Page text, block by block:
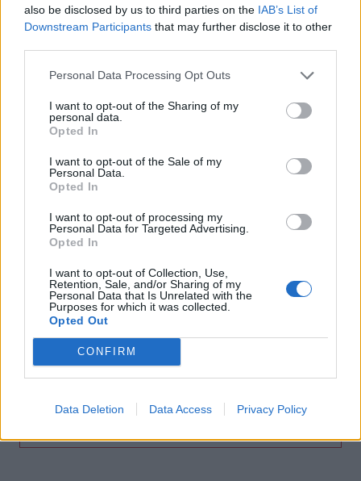
also be disclosed by us to third parties on the IAB’s List of
Downstream Participants that may further disclose it to other
Personal Data Processing Opt Outs
I want to opt-out of the Sharing of my
personal data.
Opted In
I want to opt-out of the Sale of my
Personal Data.
Opted In
I want to opt-out of processing my
Personal Data for Targeted Advertising.
Opted In
I want to opt-out of Collection, Use,
Retention, Sale, and/or Sharing of my
Personal Data that Is Unrelated with the
Purposes for which it was collected.
Opted Out
CONFIRM
Data Deletion Data Access Privacy Policy
11:36
Σε "ασπίδα προστασίας" οι φοίνικες του Ρεθύμνου
Τροχαίο στην Ηλεία: Αυτοκίνητο έπεσε σε γκρεμό 30
μέτρων
Κνωσός: Ένα χρόνο μετά τις δεσμεύσεις, επιστρέφουν οι
δίσκοι με τα κέρματα στα WC
Φωτιά στη Βοιωτία: Στον ανακριτή οι δύο συλληφθέντες
Ποδηλασία: Δυναμική παρουσία της Kastro Cycling Team
στο Πανελλήνιο Πρωτάθλημα Πίστας 2026
11:04
Χανιά: Σοβαρό επεισόδιο έξω από το Νοσοκομείο -